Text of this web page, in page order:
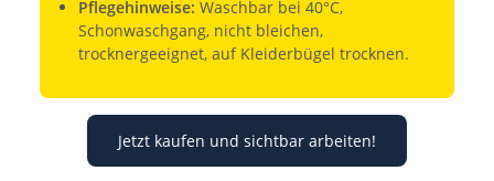
Pflegehinweise: Waschbar bei 40°C,
Schonwaschgang, nicht bleichen,
trocknergeeignet, auf Kleiderbügel trocknen.
Jetzt kaufen und sichtbar arbeiten!